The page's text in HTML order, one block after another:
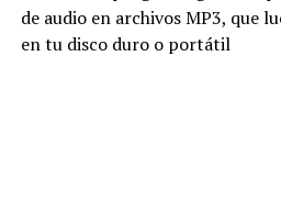
de audio en archivos MP3, que
en tu disco duro o portátil